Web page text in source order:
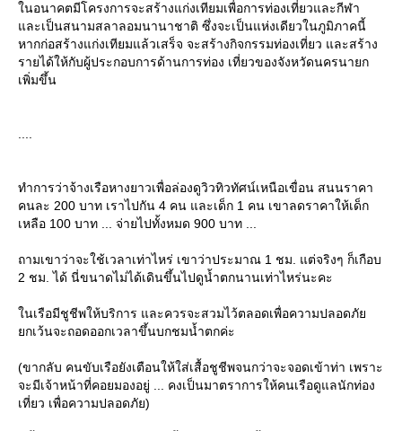
นอนาคตมีโครงการจะสร้างแก่งเทียมเพื่อการท่องเที่ยวและกีฬา
ละเป็นสนามสลาลอมนานาชาติ ซึ่งจะเป็นแห่งเดียวในภูมิภาคนี้
หากก่อสร้างแก่งเทียมแล้วเสร็จ จะสร้างกิจกรรมท่องเที่ยว และสร้าง
รายได้ให้กับผู้ประกอบการด้านการท่อง เที่ยวของจังหวัดนครนายก
เพิ่มขึ้น
ทำการว่าจ้างเรือหางยาวเพื่อล่องดูวิวทิวทัศน์เหนือเขื่อน สนนราคา
คนละ 200 บาท เราไปกัน 4 คน และเด็ก 1 คน เขาลดราคาให้เด็ก
เหลือ 100 บาท ... จ่ายไปทั้งหมด 900 บาท ...
ถามเขาว่าจะใช้เวลาเท่าไหร่ เขาว่าประมาณ 1 ชม. แต่จริงๆ ก็เกือบ
2 ชม. ได้ นี่ขนาดไม่ได้เดินขึ้นไปดูน้ำตกนานเท่าไหร่นะคะ
นเรือมีชูชีพให้บริการ และควรจะสวมไว้ตลอดเพื่อความปลอดภั
กเว้นจะถอดออกเวลาขึ้นบกชมน้ำตกค่ะ
(ขากลับ คนขับเรือยังเตือนให้ใส่เสื้อชูชีพจนกว่าจะจอดเข้าท่า เพราะ
จะมีเจ้าหน้าที่คอยมองอยู่ ... คงเป็นมาตราการให้คนเรือดูแลนักท่อง
เที่ยว เพื่อความปลอดภัย)